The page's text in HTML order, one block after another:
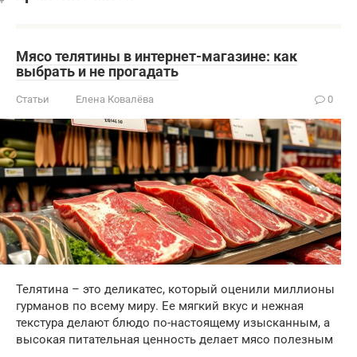
Мясо телятины в интернет-магазине: как
выбрать и не прогадать
Статьи Елена Ковалёва 0
Телятина – это деликатес, который оценили миллионы
гурманов по всему миру. Ее мягкий вкус и нежная
текстура делают блюдо по-настоящему изысканным, а
высокая питательная ценность делает мясо полезным